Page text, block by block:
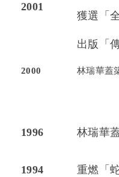
2001
獲選「
出版「
2000 林瑞華蓋
1996 林瑞華
1994 重燃「